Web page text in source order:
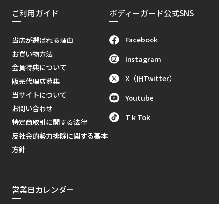
ご利用ガイド
当店が選ばれる理由
お買い物方法
会員特典について
販売代理店募集
当サイトについて
お問い合わせ
特定商取引に関する法律
反社会的勢力排除に関する基本
方針
ボディーガード公式SNS
Facebook
Instagram
X（旧Twitter）
Youtube
Tik Tok
営業日カレンダー